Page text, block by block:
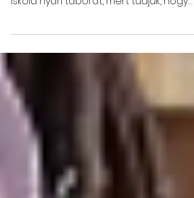
támogatta néhány moldvai magyar
iskola nyári táborát, mert tudjuk, hogy
mekkora élmény a...